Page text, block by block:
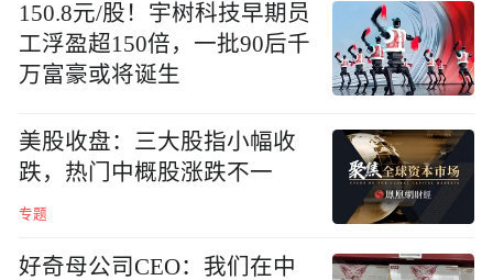
150.8元/股！宇树科技早期员
工浮盈超150倍，一批90后千
万富豪或将诞生
美股收盘：三大股指小幅收
跌，热门中概股涨跌不一
专题
好奇母公司CEO：我们在中